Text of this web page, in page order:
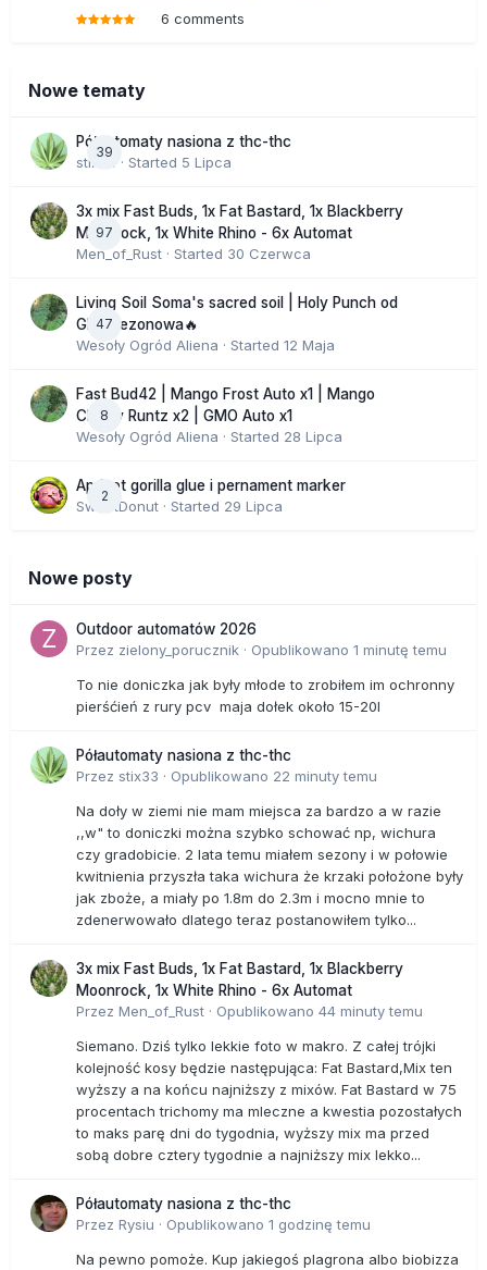
6 comments
Nowe tematy
39
Półautomaty nasiona z thc-thc
stix33 · Started 5 Lipca
97
3x mix Fast Buds, 1x Fat Bastard, 1x Blackberry
Moonrock, 1x White Rhino - 6x Automat
Men_of_Rust · Started 30 Czerwca
47
Living Soil Soma's sacred soil | Holy Punch od
GHS sezonowa🔥
Wesoły Ogród Aliena · Started 12 Maja
8
Fast Bud42 | Mango Frost Auto x1 | Mango
Cherry Runtz x2 | GMO Auto x1
Wesoły Ogród Aliena · Started 28 Lipca
2
Apricot gorilla glue i pernament marker
SweetDonut · Started 29 Lipca
Nowe posty
Outdoor automatów 2026
Przez zielony_porucznik · Opublikowano 1 minutę temu
To nie doniczka jak były młode to zrobiłem im ochronny
pierśćień z rury pcv maja dołek około 15-20l
Półautomaty nasiona z thc-thc
Przez stix33 · Opublikowano 22 minuty temu
Na doły w ziemi nie mam miejsca za bardzo a w razie
,,w" to doniczki można szybko schować np, wichura
czy gradobicie. 2 lata temu miałem sezony i w połowie
kwitnienia przyszła taka wichura że krzaki położone były
jak zboże, a miały po 1.8m do 2.3m i mocno mnie to
zdenerwowało dlatego teraz postanowiłem tylko...
3x mix Fast Buds, 1x Fat Bastard, 1x Blackberry
Moonrock, 1x White Rhino - 6x Automat
Przez Men_of_Rust · Opublikowano 44 minuty temu
Siemano. Dziś tylko lekkie foto w makro. Z całej trójki
kolejność kosy będzie następująca: Fat Bastard,Mix ten
wyższy a na końcu najniższy z mixów. Fat Bastard w 75
procentach trichomy ma mleczne a kwestia pozostałych
to maks parę dni do tygodnia, wyższy mix ma przed
sobą dobre cztery tygodnie a najniższy mix lekko...
Półautomaty nasiona z thc-thc
Przez Rysiu · Opublikowano 1 godzinę temu
Na pewno pomoże. Kup jakiegoś plagrona albo biobizza